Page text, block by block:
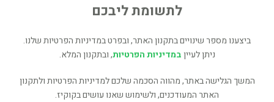
מחשבים ואינטרנט
רכישה ישירה
לתשומת ליבכם
ביצענו מספר שינויים בתקנון האתר, ובפרט במדיניות הפרטיות שלנו.
ניתן לעייןבמדיניות הפרטיות, ובתקנון המלא.
המשך הגלישה באתר, מהווה הסכמה שלכם למדיניות הפרטיות ולתקנון
האתר המעודכנים, ולשימוש שאנו עושים בקוקיז.